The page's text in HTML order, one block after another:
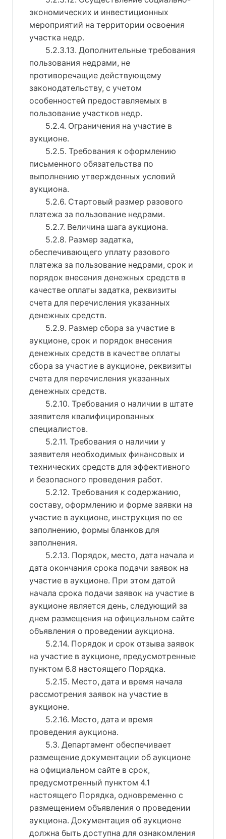
экономических и инвестиционных
мероприятий на территории освоения
участка недр.
5.2.3.13. Дополнительные требования
пользования недрами, не
противоречащие действующему
законодательству, с учетом
особенностей предоставляемых в
пользование участков недр.
5.2.4. Ограничения на участие в
аукционе.
5.2.5. Требования к оформлению
письменного обязательства по
выполнению утвержденных условий
аукциона.
5.2.6. Стартовый размер разового
платежа за пользование недрами.
5.2.7. Величина шага аукциона.
5.2.8. Размер задатка,
обеспечивающего уплату разового
платежа за пользование недрами, срок и
порядок внесения денежных средств в
качестве оплаты задатка, реквизиты
счета для перечисления указанных
денежных средств.
5.2.9. Размер сбора за участие в
аукционе, срок и порядок внесения
денежных средств в качестве оплаты
сбора за участие в аукционе, реквизиты
счета для перечисления указанных
денежных средств.
5.2.10. Требования о наличии в штате
заявителя квалифицированных
специалистов.
5.2.11. Требования о наличии у
заявителя необходимых финансовых и
технических средств для эффективного
и безопасного проведения работ.
5.2.12. Требования к содержанию,
составу, оформлению и форме заявки на
участие в аукционе, инструкция по ее
заполнению, формы бланков для
заполнения.
5.2.13. Порядок, место, дата начала и
дата окончания срока подачи заявок на
участие в аукционе. При этом датой
начала срока подачи заявок на участие в
аукционе является день, следующий за
днем размещения на официальном сайте
объявления о проведении аукциона.
5.2.14. Порядок и срок отзыва заявок
на участие в аукционе, предусмотренные
пунктом 6.8 настоящего Порядка.
5.2.15. Место, дата и время начала
рассмотрения заявок на участие в
аукционе.
5.2.16. Место, дата и время
проведения аукциона.
5.3. Департамент обеспечивает
размещение документации об аукционе
на официальном сайте в срок,
предусмотренный пунктом 4.1
настоящего Порядка, одновременно с
размещением объявления о проведении
аукциона. Документация об аукционе
должна быть доступна для ознакомления